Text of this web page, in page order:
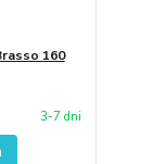
160
3-7 dni